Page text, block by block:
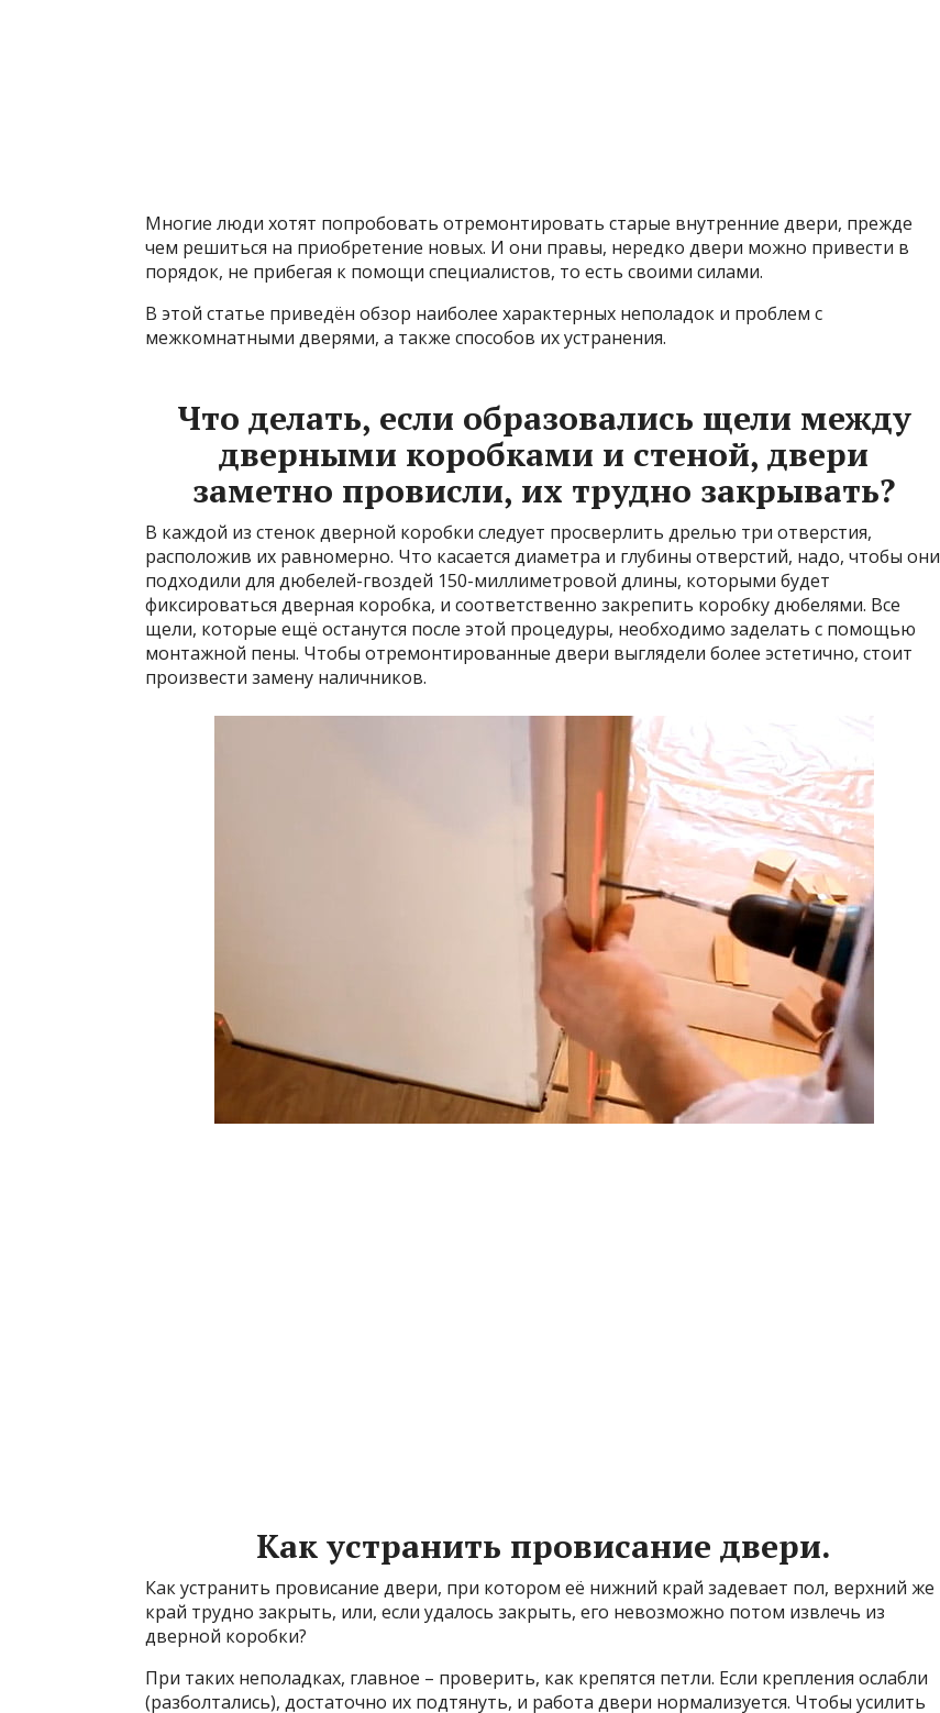
Многие люди хотят попробовать отремонтировать старые внутренние двери, прежде
чем решиться на приобретение новых. И они правы, нередко двери можно привести в
порядок, не прибегая к помощи специалистов, то есть своими силами.
В этой статье приведён обзор наиболее характерных неполадок и проблем с
межкомнатными дверями, а также способов их устранения.
Что делать, если образовались щели между
дверными коробками и стеной, двери
заметно провисли, их трудно закрывать?
В каждой из стенок дверной коробки следует просверлить дрелью три отверстия,
расположив их равномерно. Что касается диаметра и глубины отверстий, надо, чтобы они
подходили для дюбелей-гвоздей 150-миллиметровой длины, которыми будет
фиксироваться дверная коробка, и соответственно закрепить коробку дюбелями. Все
щели, которые ещё останутся после этой процедуры, необходимо заделать с помощью
монтажной пены. Чтобы отремонтированные двери выглядели более эстетично, стоит
произвести замену наличников.
Как устранить провисание двери.
Как устранить провисание двери, при котором её нижний край задевает пол, верхний же
край трудно закрыть, или, если удалось закрыть, его невозможно потом извлечь из
дверной коробки?
При таких неполадках, главное – проверить, как крепятся петли. Если крепления ослабли
(разболтались), достаточно их подтянуть, и работа двери нормализуется. Чтобы усилить